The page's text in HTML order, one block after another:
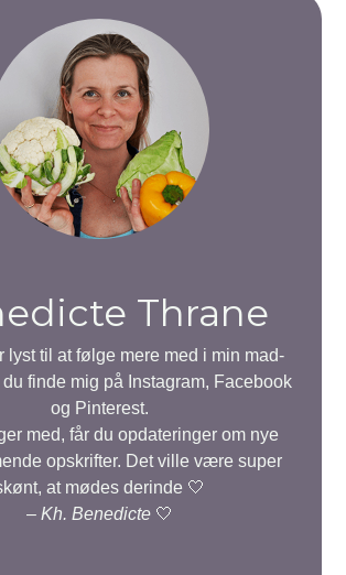
Thrane
lyst til at følge mere med i min mad-
finde mig på Instagram, Facebook
og Pinterest.
med, får du opdateringer om nye
opskrifter. Det ville være super
at mødes derinde 🤍
– Kh. Benedicte🤍